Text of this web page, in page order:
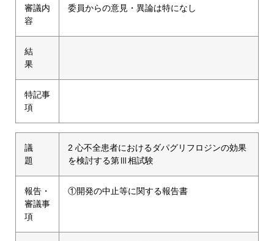
審議内
容
委員からの意見・異論は特になし
結
果
特記事
項
議
題
2 心不全患者におけるダパグリフロジンの効果
を検討する第Ⅲ相試験
報告・
審議事
項
①開発の中止等に関する報告書